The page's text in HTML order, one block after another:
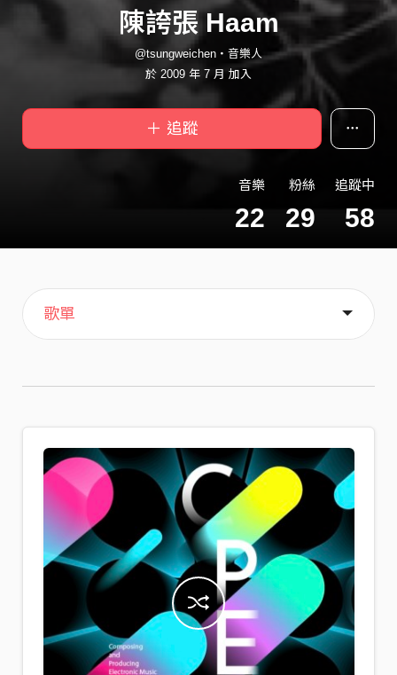
陳誇張 Haam
@tsungweichen・音樂人
於 2009 年 7 月 加入
＋ 追蹤
音樂
22
粉絲
29
追蹤中
58
主頁
音樂
歌單
關於